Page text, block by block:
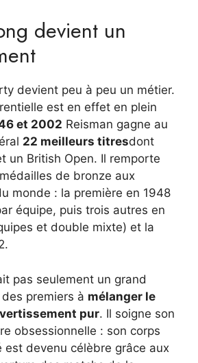
devient un
devient peu à peu un métier.
est en effet en plein
et 2002 Reisman gagne au
22 meilleurs titresdont
un British Open. Il remporte
de bronze aux
monde : la première en 1948
équipe, puis trois autres en
et double mixte) et la
pas seulement un grand
premiers à mélanger le
pur. Il soigne son
obsessionnelle : son corps
est devenu célèbre grâce aux